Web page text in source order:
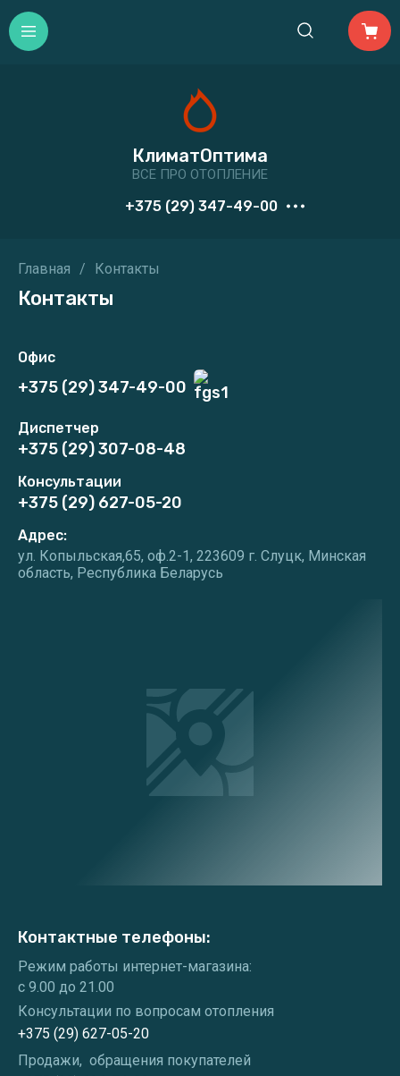
КлиматОптима
ВСЕ ПРО ОТОПЛЕНИЕ
+375 (29) 347-49-00
Главная / Контакты
Контакты
Офис
+375 (29) 347-49-00
Диспетчер
+375 (29) 307-08-48
Консультации
+375 (29) 627-05-20
Адрес:
ул. Копыльская,65, оф.2-1, 223609 г. Слуцк, Минская
область, Республика Беларусь
Контактные телефоны:
Режим работы интернет-магазина:
с 9.00 до 21.00
Консультации по вопросам отопления
+375 (29) 627-05-20
Продажи, обращения покупателей